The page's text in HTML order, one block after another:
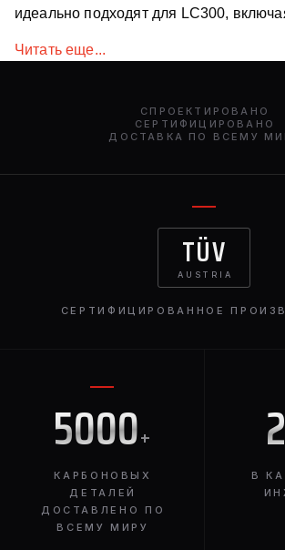
идеально подходят для LC300,
для более агрессивного и изысканного
Land Cruiser 300 особую
Читать еще...
СПРОЕКТИРОВАНО
СЕРТИФИЦИРОВАНО
ДОСТАВКА ПО ВСЕМУ
5000+
КАРБОНОВЫХ
ДЕТАЛЕЙ
ДОСТАВЛЕНО ПО
ВСЕМУ МИРУ
В
TÜV
AUSTRIA
СЕРТИФИЦИРОВАННОЕ